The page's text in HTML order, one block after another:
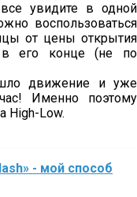
увидите в одной
воспользоваться
от цены открытия
в его конце (не по
движение и уже
Именно поэтому
High-Low.
- мой способ